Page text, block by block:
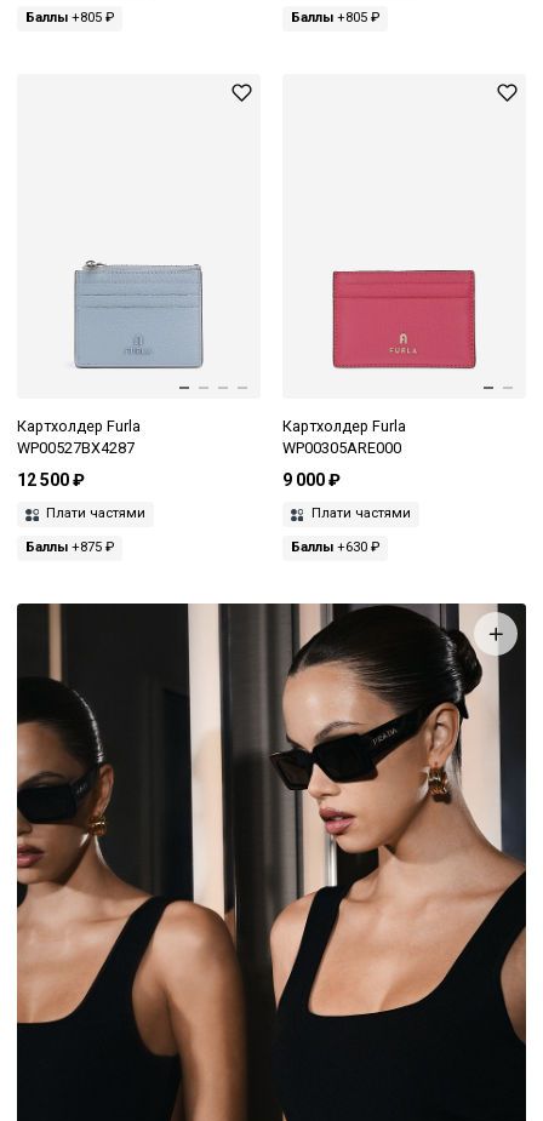
Баллы +805 ₽ Баллы+805 ₽
Картхолдер Furla
WP00527BX4287
12 500 ₽
Плати частями
Баллы +875 ₽
Картхолдер Furla
WP00305ARE000
9 000 ₽
Плати частями
Баллы+630 ₽